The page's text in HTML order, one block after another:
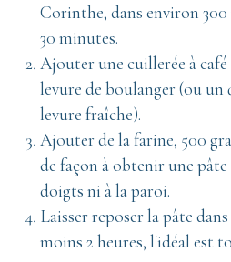
Corinthe, dans environ 300
30 minutes.
Ajouter une cuillerée à café
levure de boulanger (ou un
levure fraîche).
Ajouter de la farine, 500
de façon à obtenir une
doigts ni à la paroi.
Laisser reposer la pâte
moins 2 heures, l'idéal est